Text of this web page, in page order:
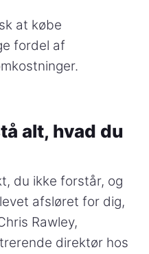
at købe
fordel af
alt, hvad du
du ikke forstår, og
afsløret for dig,
Rawley,
direktør hos